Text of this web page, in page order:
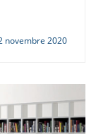
novembre 2020